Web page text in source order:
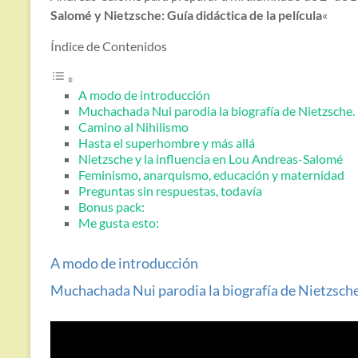
Salomé y Nietzsche: Guía didáctica de la película«
Índice de Contenidos
A modo de introducción
Muchachada Nui parodia la biografía de Nietzsche.
Camino al Nihilismo
Hasta el superhombre y más allá
Nietzsche y la influencia en Lou Andreas-Salomé
Feminismo, anarquismo, educación y maternidad
Preguntas sin respuestas, todavía
Bonus pack:
Me gusta esto:
A modo de introducción
Muchachada Nui parodia la biografía de